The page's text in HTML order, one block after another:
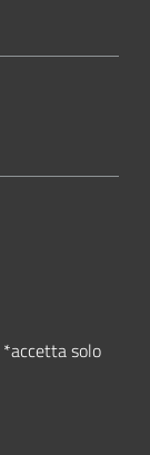
*accetta solo